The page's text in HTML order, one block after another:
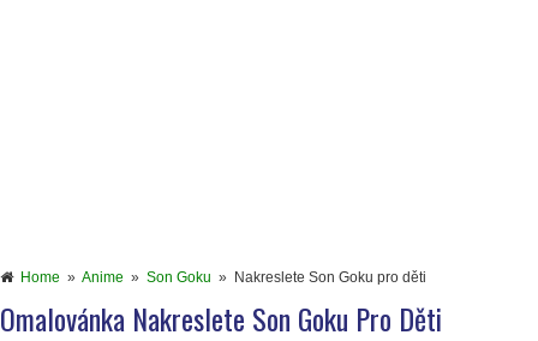
Home » Anime » Son Goku » Nakreslete Son Goku pro děti
Omalovánka Nakreslete Son Goku Pro Děti